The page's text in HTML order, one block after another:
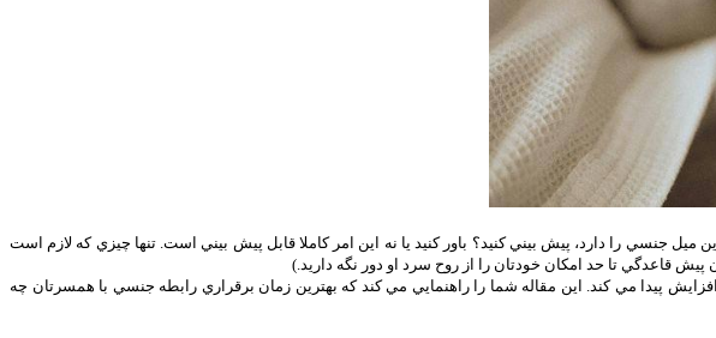
جنسي را دارد، پيش بيني کنيد؟ باور کنيد يا نه اين امر کاملا قابل پيش بيني است. تنها چيزي که لازم است
قاعدگي تا حد امکان خودتان را از روح سرد او دور نگه داريد.)
مي کند. اين مقاله شما را راهنمايي مي کند که بهترين زمان برقراري رابطه جنسي با همسرتان چه